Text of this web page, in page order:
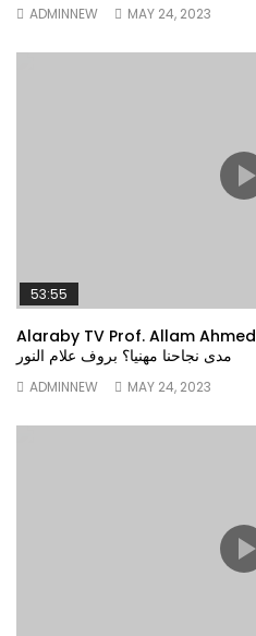
ADMINNEW MAY 24, 2023
53:55
Alaraby TV Prof. Allam Ahmed إلى أي حد تؤثر خلفيتنا العائلية في
مدى نجاحنا مهنيا؟ بروف علام النور
ADMINNEW MAY 24, 2023